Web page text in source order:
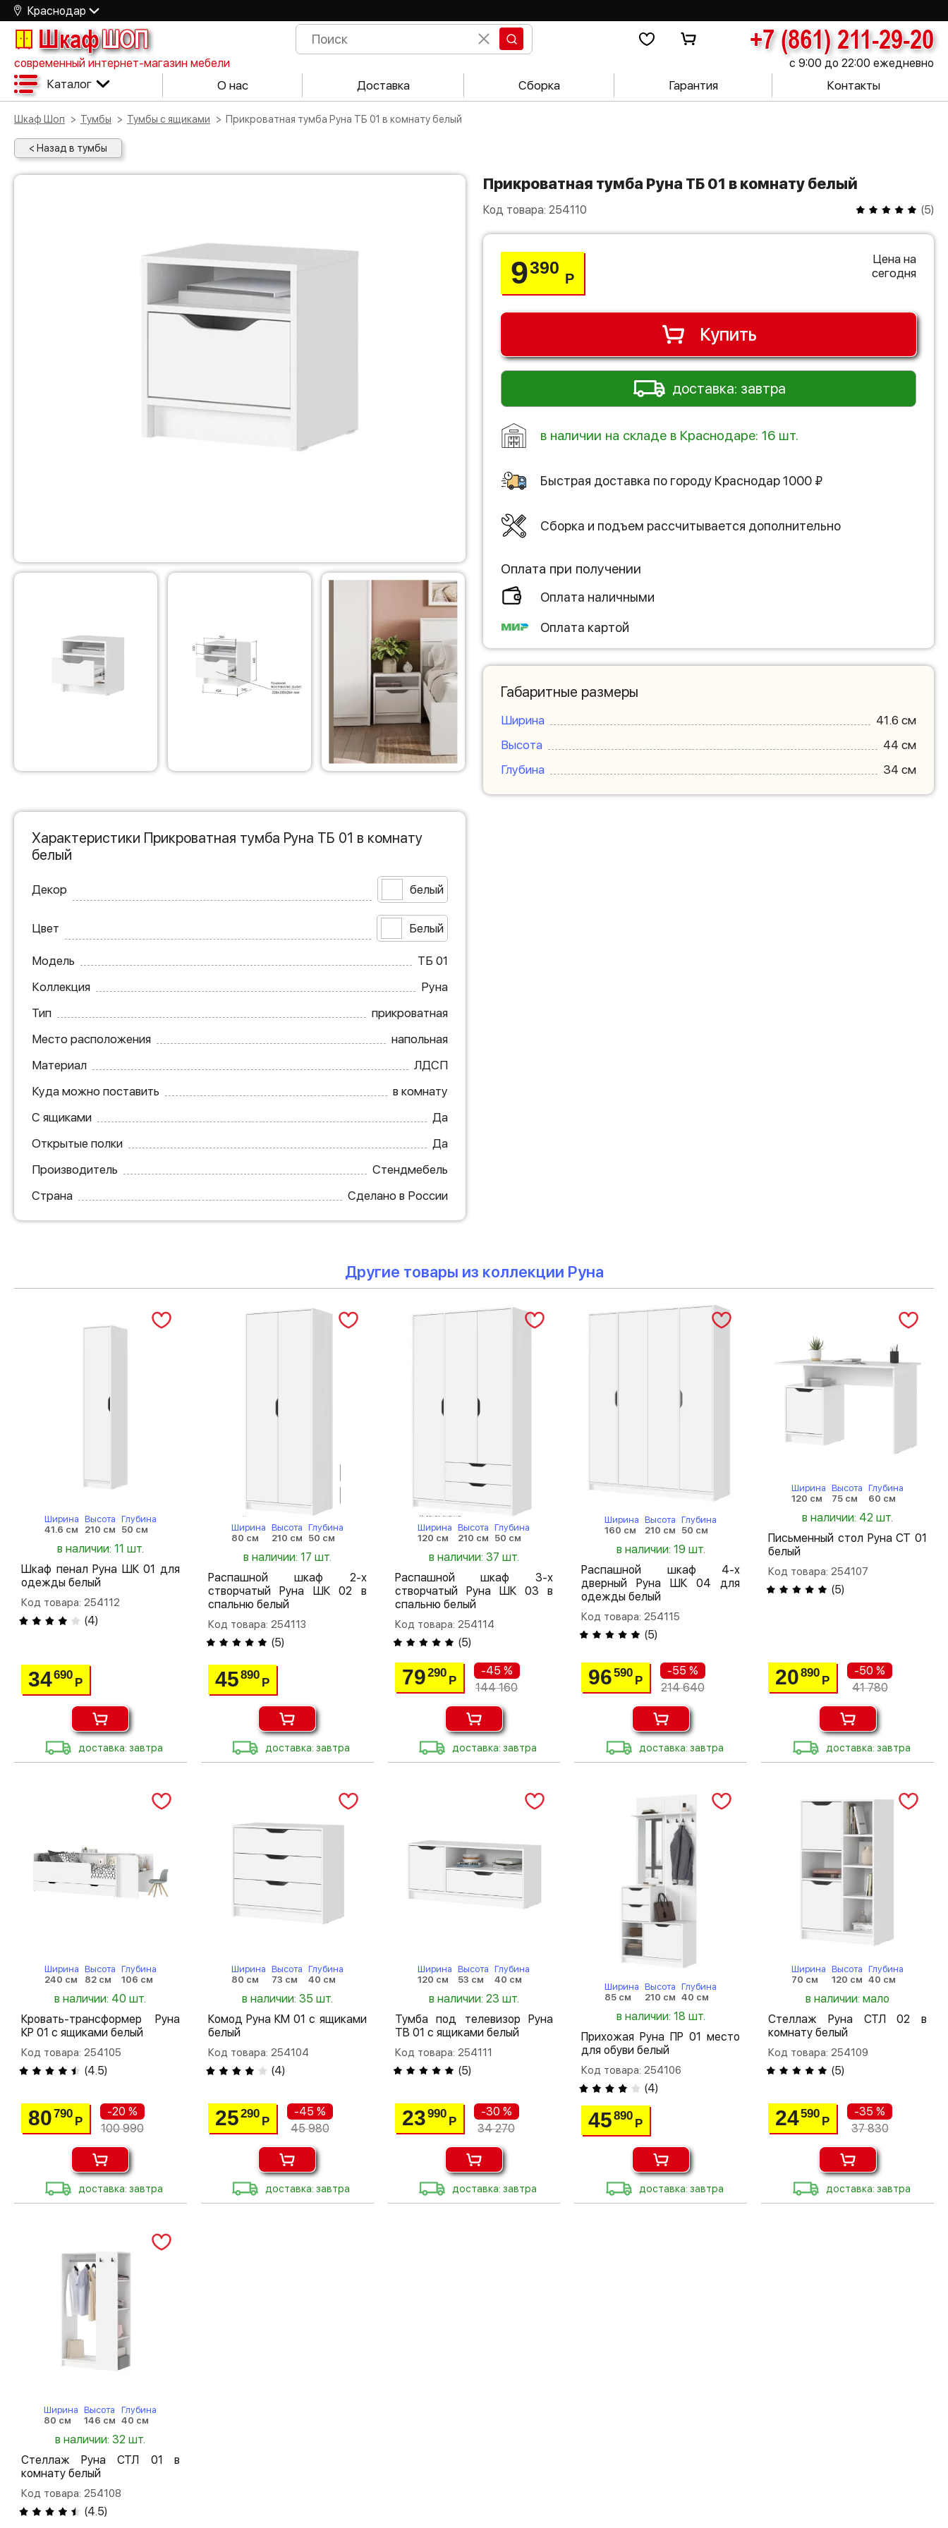
Краснодар
ШкафШОП +7 (861) 211-29-20
современный интернет-магазин мебели с 9:00 до 22:00 ежедневно
Каталог О нас Доставка Сборка Гарантия Контакты
Шкаф Шоп Тумбы Тумбы с ящиками Прикроватная тумба Руна ТБ 01 в комнату белый
< Назад в тумбы
Прикроватная тумба Руна ТБ 01 в комнату белый
Код товара: 254110 (5)
9390
Р
Цена на
сегодня
Купить
доставка: завтра
в наличии на складе в Краснодаре: 16 шт.
Быстрая доставка по городу Краснодар 1000 ₽
Сборка и подъем рассчитывается дополнительно
Оплата при получении
Оплата наличными
Оплата картой
Габаритные размеры
Ширина
41.6 см
Высота
44 см
Глубина
34 см
Характеристики Прикроватная тумба Руна ТБ 01 в комнату
белый
Декор белый
Цвет Белый
Модель
ТБ 01
Коллекция
Руна
Тип
прикроватная
Место расположения
напольная
Материал
ЛДСП
Куда можно поставить
в комнату
С ящиками
Да
Открытые полки
Да
Производитель
Стендмебель
Страна
Сделано в России
Другие товары из коллекции Руна
Ширина
41.6 см
Высота
210 см
Глубина
50 см
в наличии: 11 шт.
Шкаф пенал Руна ШК 01 для
одежды белый
Код товара: 254112
(4)
34690
Р
доставка: завтра
Ширина
80 см
Высота
210 см
Глубина
50 см
в наличии: 17 шт.
Распашной шкаф 2-х
створчатый Руна ШК 02 в
спальню белый
Код товара: 254113
(5)
45890
Р
доставка: завтра
Ширина
120 см
Высота
210 см
Глубина
50 см
в наличии: 37 шт.
Распашной шкаф 3-х
створчатый Руна ШК 03 в
спальню белый
Код товара: 254114
(5)
79290
Р
-45 %
144 160
доставка: завтра
Ширина
160 см
Высота
210 см
Глубина
50 см
в наличии: 19 шт.
Распашной шкаф 4-х
дверный Руна ШК 04 для
одежды белый
Код товара: 254115
(5)
96590
Р
-55 %
214 640
доставка: завтра
Ширина
120 см
Высота
75 см
Глубина
60 см
в наличии: 42 шт.
Письменный стол Руна СТ 01
белый
Код товара: 254107
(5)
20890
Р
-50 %
41 780
доставка: завтра
Ширина
240 см
Высота
82 см
Глубина
106 см
в наличии: 40 шт.
Кровать-трансформер Руна
КР 01 с ящиками белый
Код товара: 254105
(4.5)
80790
Р
-20 %
100 990
доставка: завтра
Ширина
80 см
Высота
73 см
Глубина
40 см
в наличии: 35 шт.
Комод Руна КМ 01 с ящиками
белый
Код товара: 254104
(4)
25290
Р
-45 %
45 980
доставка: завтра
Ширина
120 см
Высота
53 см
Глубина
40 см
в наличии: 23 шт.
Тумба под телевизор Руна
ТВ 01 с ящиками белый
Код товара: 254111
(5)
23990
Р
-30 %
34 270
доставка: завтра
Ширина
85 см
Высота
210 см
Глубина
40 см
в наличии: 18 шт.
Прихожая Руна ПР 01 место
для обуви белый
Код товара: 254106
(4)
45890
Р
доставка: завтра
Ширина
70 см
Высота
120 см
Глубина
40 см
в наличии: мало
Стеллаж Руна СТЛ 02 в
комнату белый
Код товара: 254109
(5)
24590
Р
-35 %
37 830
доставка: завтра
Ширина
80 см
Высота
146 см
Глубина
40 см
в наличии: 32 шт.
Стеллаж Руна СТЛ 01 в
комнату белый
Код товара: 254108
(4.5)